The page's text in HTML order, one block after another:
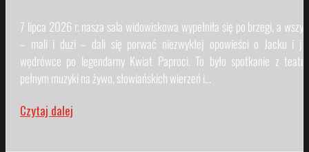
7 lipca 2026 r. nasza sala widowiskowa wypełniła się po brzegi, a
– mali i duzi – dali się porwać niezwykłej opowieści o Jacku i
wędrówce po legendarny Kwiat Paproci. To było spotkanie z
pełnym muzyki na żywo, słowiańskich wierzeń i...
Czytaj dalej